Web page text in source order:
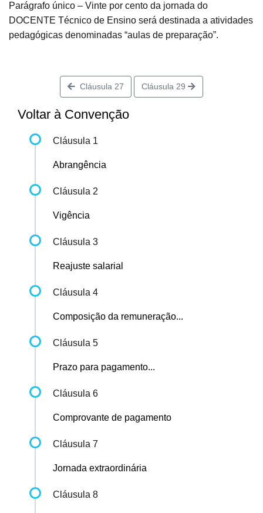
Parágrafo único – Vinte por cento da jornada do
DOCENTE Técnico de Ensino será destinada a atividades
pedagógicas denominadas “aulas de preparação”.
Cláusula 27 Cláusula 29
Voltar à Convenção
Cláusula 1
Abrangência
Cláusula 2
Vigência
Cláusula 3
Reajuste salarial
Cláusula 4
Composição da remuneração...
Cláusula 5
Prazo para pagamento...
Cláusula 6
Comprovante de pagamento
Cláusula 7
Jornada extraordinária
Cláusula 8